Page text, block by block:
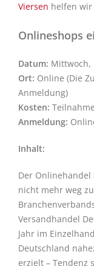
Viersen helfen
Onlineshops
Datum: Mittwoch,
Ort: Online (Die
Anmeldung)
Kosten:
Anmeldung:
Inhalt:
Der
nicht mehr weg
Versandhandel
Jahr im
Deutschland
erzielt – Tendenz